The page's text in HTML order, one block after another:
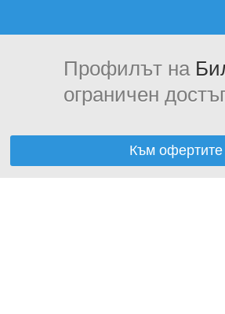
Профилът на
ограничен
Към офертите